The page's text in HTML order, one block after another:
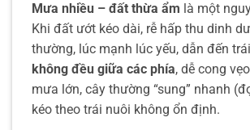
Mưa nhiều – đất thừa ẩm là một
Khi đất ướt kéo dài, rễ hấp thu dinh
thường, lúc mạnh lúc yếu, dẫn đến
không đều giữa các phía, dễ cong
mưa lớn, cây thường “sung” nhanh
kéo theo trái nuôi không ổn định.